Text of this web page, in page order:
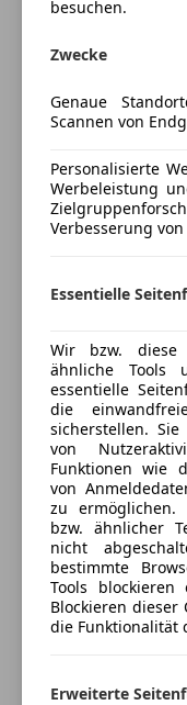
Schlüssellose
Start/Stop-
Tempomat
Bluetooth
Bordcomputer
ABS
Alarmanlage
Beifahrerairbag
ESP
Fahrerairbag
Isofix
LED-Scheinwerfer
LED-Tagfahrlicht
Servolenkung
Händleraktionen
Verkaufsteam.
Unsere Mazda
Wir beraten Sie
team swoboda –
Angebot
Mehr anzeigen
Mehr anzeigen
Versicherung
Kfz-Versicherung
anpassen
Freischaden-
Auto einfach
besuchen.
Zwecke
Genaue
Scannen von
Personalisierte
Werbeleistung
Verbesserung
Essentielle
Wir bzw. diese
ähnliche Tools
essentielle
die
sicherstellen.
von
Funktionen wie
von
zu ermöglichen.
bzw. ähnlicher
nicht
bestimmte
Tools
Blockieren dieser
die Funktionalität
Erweiterte